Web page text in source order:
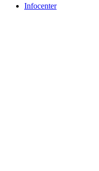
Infocenter